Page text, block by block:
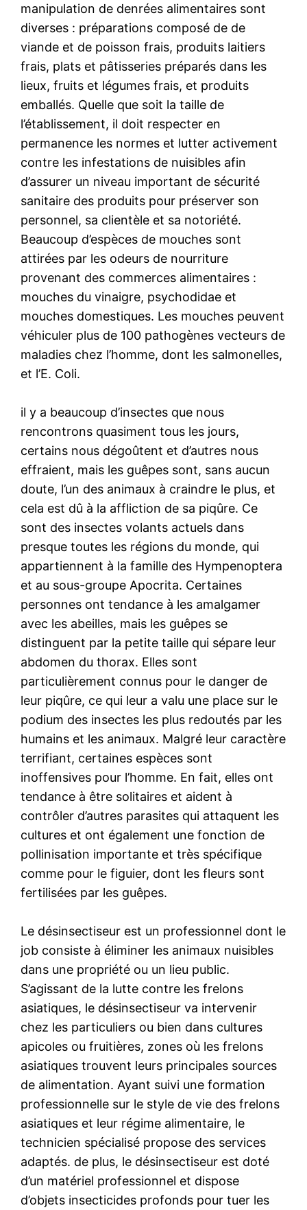
manipulation de denrées alimentaires sont
diverses : préparations composé de de
viande et de poisson frais, produits laitiers
frais, plats et pâtisseries préparés dans les
lieux, fruits et légumes frais, et produits
emballés. Quelle que soit la taille de
l’établissement, il doit respecter en
permanence les normes et lutter activement
contre les infestations de nuisibles afin
d’assurer un niveau important de sécurité
sanitaire des produits pour préserver son
personnel, sa clientèle et sa notoriété.
Beaucoup d’espèces de mouches sont
attirées par les odeurs de nourriture
provenant des commerces alimentaires :
mouches du vinaigre, psychodidae et
mouches domestiques. Les mouches peuvent
véhiculer plus de 100 pathogènes vecteurs de
maladies chez l’homme, dont les salmonelles,
et l’E. Coli.
il y a beaucoup d’insectes que nous
rencontrons quasiment tous les jours,
certains nous dégoûtent et d’autres nous
effraient, mais les guêpes sont, sans aucun
doute, l’un des animaux à craindre le plus, et
cela est dû à la affliction de sa piqûre. Ce
sont des insectes volants actuels dans
presque toutes les régions du monde, qui
appartiennent à la famille des Hympenoptera
et au sous-groupe Apocrita. Certaines
personnes ont tendance à les amalgamer
avec les abeilles, mais les guêpes se
distinguent par la petite taille qui sépare leur
abdomen du thorax. Elles sont
particulièrement connus pour le danger de
leur piqûre, ce qui leur a valu une place sur le
podium des insectes les plus redoutés par les
humains et les animaux. Malgré leur caractère
terrifiant, certaines espèces sont
inoffensives pour l’homme. En fait, elles ont
tendance à être solitaires et aident à
contrôler d’autres parasites qui attaquent les
cultures et ont également une fonction de
pollinisation importante et très spécifique
comme pour le figuier, dont les fleurs sont
fertilisées par les guêpes.
Le désinsectiseur est un professionnel dont le
job consiste à éliminer les animaux nuisibles
dans une propriété ou un lieu public.
S’agissant de la lutte contre les frelons
asiatiques, le désinsectiseur va intervenir
chez les particuliers ou bien dans cultures
apicoles ou fruitières, zones où les frelons
asiatiques trouvent leurs principales sources
de alimentation. Ayant suivi une formation
professionnelle sur le style de vie des frelons
asiatiques et leur régime alimentaire, le
technicien spécialisé propose des services
adaptés. de plus, le désinsectiseur est doté
d’un matériel professionnel et dispose
d’objets insecticides profonds pour tuer les